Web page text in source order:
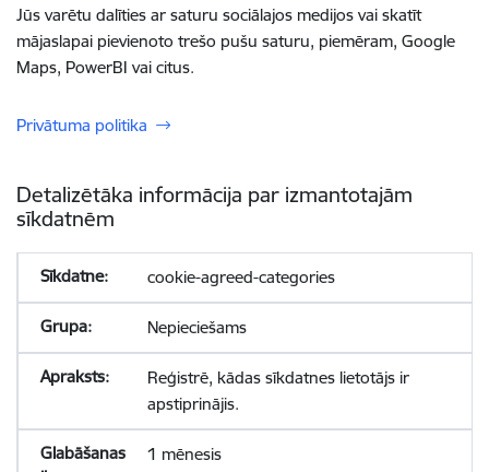
Jūs varētu dalīties ar saturu sociālajos medijos vai skatīt
mājaslapai pievienoto trešo pušu saturu, piemēram, Google
Maps, PowerBI vai citus.
Privātuma politika
Detalizētāka informācija par izmantotajām
sīkdatnēm
cookie-agreed-categories
Nepieciešams
Reģistrē, kādas sīkdatnes lietotājs ir
apstiprinājis.
1 mēnesis